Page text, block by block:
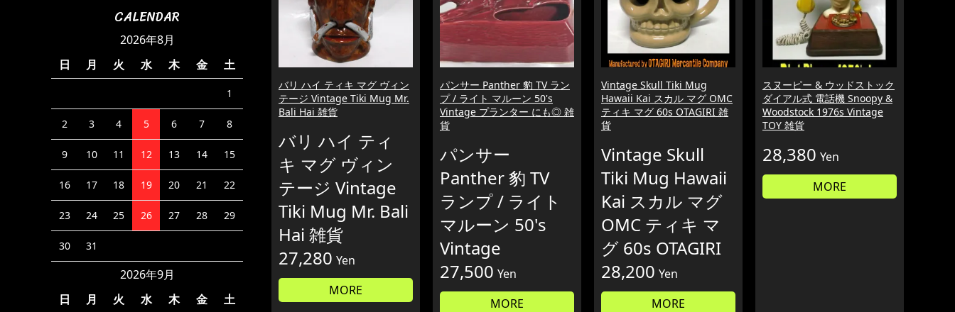
CALENDAR
2026年8月
日
月 火 水 木 金 土
1
2 3 4 5 6 7 8
9 10 11 12 13 14 15
16 17 18 19 20 21 22
23 24 25 26 27 28 29
30 31
2026年9月
日
月 火 水 木 金 土
バリ ハイ ティキ マグ ヴィン
テージ Vintage Tiki Mug Mr.
Bali Hai 雑貨
バリ ハイ ティ
キ マグ ヴィン
テージ Vintage
Tiki Mug Mr. Bali
Hai 雑貨
27,280 Yen
MORE
パンサー Panther 豹 TV ラン
プ / ライト マルーン 50's
Vintage プランター にも◎ 雑
貨
パンサー
Panther 豹 TV
ランプ / ライト
マルーン 50's
Vintage
27,500 Yen
MORE
Vintage Skull Tiki Mug
Hawaii Kai スカル マグ OMC
ティキ マグ 60s OTAGIRI 雑
貨
Vintage Skull
Tiki Mug Hawaii
Kai スカル マグ
OMC ティキ マ
グ 60s OTAGIRI
28,200 Yen
MORE
スヌーピー & ウッドストック
ダイアル式 電話機 Snoopy &
Woodstock 1976s Vintage
TOY 雑貨
28,380 Yen
MORE